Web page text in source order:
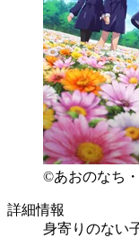
©あおのなち
詳細情報
身寄りのない